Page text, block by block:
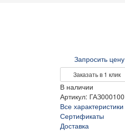
Запросить цену
Заказать в 1 клик
В наличии
Артикул: ГАЗ000100
Все характеристики
Сертификаты
Доставка